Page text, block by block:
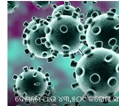
ଦେଶରେ ଆଉ ୪୩,୫୦୯ କରୋନା